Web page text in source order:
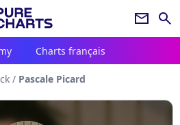
newsletter search
Charts français
/ Pascale Picard